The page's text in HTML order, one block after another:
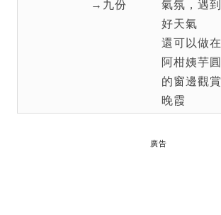
→九份
氣氛，遇到
好天氣
還可以做在
阿柑姨芋圓
的窗邊觀賞
晚霞
廣告